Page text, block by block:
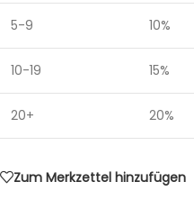
5-9 10%
10-19 15%
20+ 20%
Zum Merkzettel hinzufügen